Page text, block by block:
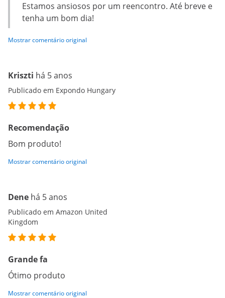
Estamos ansiosos por um reencontro. Até breve e
tenha um bom dia!
Mostrar comentário original
Kriszti há 5 anos
Publicado em Expondo Hungary
Recomendação
Bom produto!
Mostrar comentário original
Dene há 5 anos
Publicado em Amazon United
Kingdom
Grande fa
Ótimo produto
Mostrar comentário original